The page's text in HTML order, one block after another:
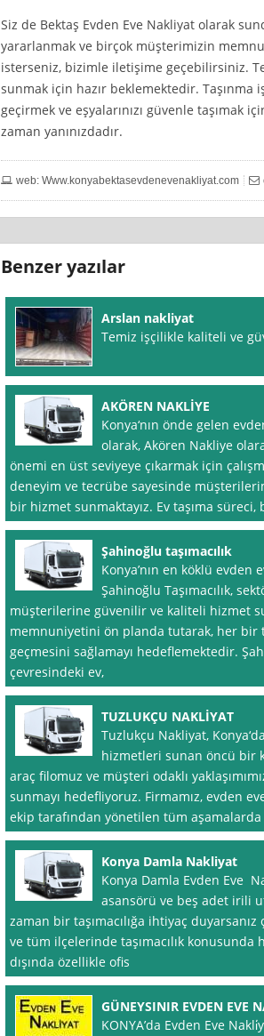
Siz de Bektaş Evden Eve Nakliyat olarak
yararlanmak ve birçok müşterimizin
isterseniz, bizimle iletişime geçebilirsiniz.
sunmak için hazır beklemektedir.
geçirmek ve eşyalarınızı güvenle taşımak
zaman yanınızdadır.
web: Www.konyabektasevdenevenakliyat.com
Benzer yazılar
Arslan nakliyat
Temiz işçilikle kaliteli ve
AKÖREN NAKLİYE
Konya‘nın önde gelen
olarak, Akören Nakliye
önemi en üst seviyeye çıkarmak için
deneyim ve tecrübe sayesinde
bir hizmet sunmaktayız. Ev taşıma
Şahinoğlu taşımacılık
Konya’nın en köklü
Şahinoğlu Taşımacılık,
müşterilerine güvenilir ve kaliteli hizmet
memnuniyetini ön planda tutarak, her bir
geçmesini sağlamayı hedeflemektedir.
çevresindeki ev,
TUZLUKÇU NAKLİYAT
Tuzlukçu Nakliyat,
hizmetleri sunan öncü bir
araç filomuz ve müşteri odaklı
sunmayı hedefliyoruz. Firmamız, evden
ekip tarafından yönetilen tüm
Konya Damla Nakliyat
Konya Damla Evden Eve
asansörü ve beş adet irili
zaman bir taşımacılığa ihtiyaç duyarsanız
ve tüm ilçelerinde taşımacılık konusunda
dışında özellikle ofis
GÜNEYSINIR EVDEN EVE
KONYA’da Evden Eve